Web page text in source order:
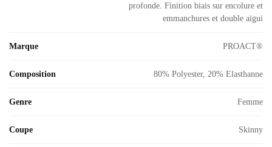
profonde. Finition biais sur encolure et
emmanchures et double aigui
Marque PROACT®
Composition 80% Polyester, 20% Elasthanne
Genre Femme
Coupe Skinny